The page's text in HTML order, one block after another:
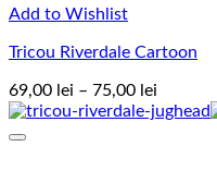
Add to Wishlist
Tricou Riverdale Cartoon
69,00 lei – 75,00 lei
de